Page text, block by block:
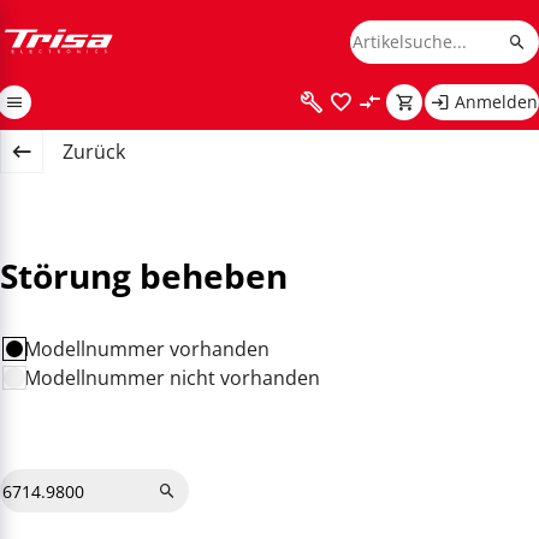
Anmelden
Zurück
Störung beheben
Modellnummer vorhanden
Modellnummer nicht vorhanden